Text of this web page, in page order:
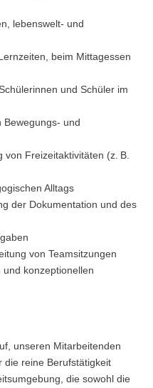
lebenswelt- und
beim Mittagessen
und Schüler im
Bewegungs- und
Freizeitaktivitäten (z. B.
Alltags
der Dokumentation und des
von Teamsitzungen
konzeptionellen
unseren Mitarbeitenden
die reine Berufstätigkeit
die sowohl die